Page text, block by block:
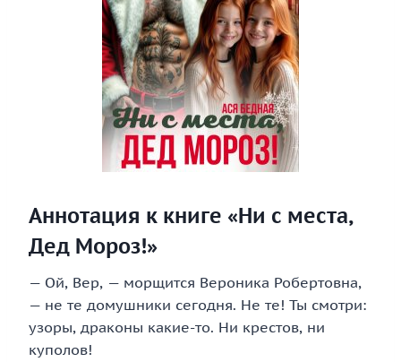
Аннотация к книге «Ни с места,
Дед Мороз!»
— Ой, Вер, — морщится Вероника Робертовна,
— не те домушники сегодня. Не те! Ты смотри:
узоры, драконы какие-то. Ни крестов, ни
куполов!